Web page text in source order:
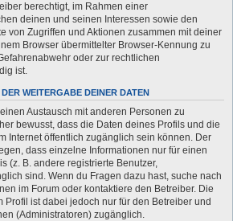
berechtigt, im Rahmen einer
deinen und seinen Interessen sowie den
von Zugriffen und Aktionen zusammen mit deiner
Browser übermittelter Browser-Kennung zu
oder zur rechtlichen
ist.
WEITERGABE DEINER DATEN
Austausch mit anderen Personen zu
bewusst, dass die Daten deines Profils und die
Internet öffentlich zugänglich sein können. Der
dass einzelne Informationen nur für einen
(z. B. andere registrierte Benutzer,
sind. Wenn du Fragen dazu hast, suche nach
im Forum oder kontaktiere den Betreiber. Die
Profil ist dabei jedoch nur für den Betreiber und
(Administratoren) zugänglich.